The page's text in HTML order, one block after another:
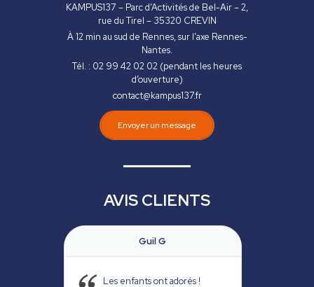
KAMPUS137 – Parc d’Activités de Bel-Air – 2,
rue du Tirel – 35320 CREVIN
À 12 min au sud de Rennes, sur l’axe Rennes-
Nantes.
Tél. : 02 99 42 02 02 (pendant les heures
d’ouverture)
contact@kampus137.fr
Envoyer un message
AVIS CLIENTS
Guil G
Les enfants ont adorés !